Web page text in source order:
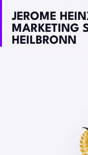
JEROME
MARKETING
HEILBRONN